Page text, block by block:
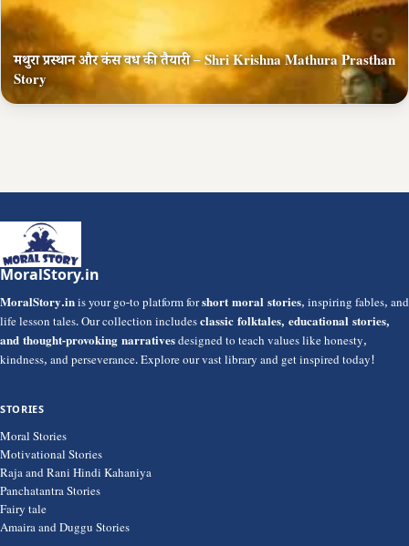
मथुरा प्रस्थान और कंस वध की तैयारी – Shri Krishna Mathura Prasthan
Story
MoralStory.in
MoralStory.inis your go-to platform forshort moral stories, inspiring fables, and
life lesson tales. Our collection includesclassic folktales, educational stories,
and thought-provoking narrativesdesigned to teach values like honesty,
kindness, and perseverance. Explore our vast library and get inspired today!
STORIES
Moral Stories
Motivational Stories
Raja and Rani Hindi Kahaniya
Panchatantra Stories
Fairy tale
Amaira and Duggu Stories